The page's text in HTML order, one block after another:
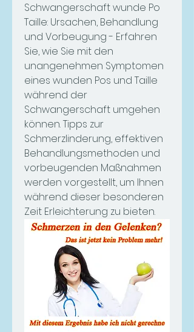
Schwangerschaft wunde Po
Taille: Ursachen, Behandlung
und Vorbeugung - Erfahren
Sie, wie Sie mit den
unangenehmen Symptomen
eines wunden Pos und Taille
während der
Schwangerschaft umgehen
können. Tipps zur
Schmerzlinderung, effektiven
Behandlungsmethoden und
vorbeugenden Maßnahmen
werden vorgestellt, um Ihnen
während dieser besonderen
Zeit Erleichterung zu bieten.